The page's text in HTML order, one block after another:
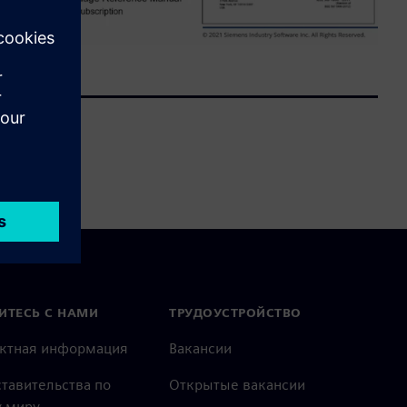
С НАМИ
информация
по
ТРУДОУСТРОЙСТВО
Вакансии
Открытые вакансии